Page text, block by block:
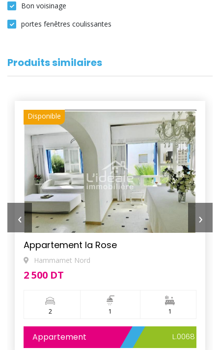
Bon voisinage
portes fenêtres coulissantes
Produits similaires
Disponible
Appartement la Rose
Hammamet Nord
2 500 DT
2 1 1
Appartement L.0068
‹ ›